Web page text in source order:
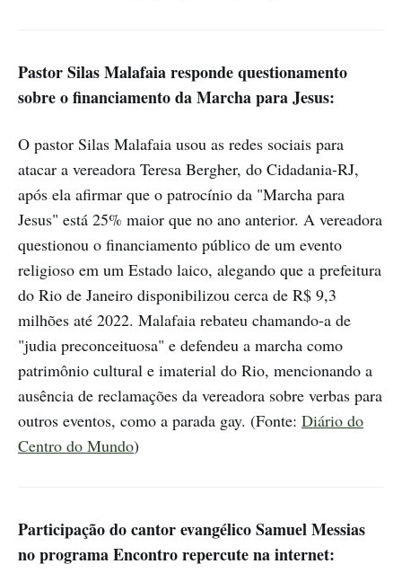
Pastor Silas Malafaia responde questionamento
sobre o financiamento da Marcha para Jesus:
O pastor Silas Malafaia usou as redes sociais para
atacar a vereadora Teresa Bergher, do Cidadania-RJ,
após ela afirmar que o patrocínio da "Marcha para
Jesus" está 25% maior que no ano anterior. A vereadora
questionou o financiamento público de um evento
religioso em um Estado laico, alegando que a prefeitura
do Rio de Janeiro disponibilizou cerca de R$ 9,3
milhões até 2022. Malafaia rebateu chamando-a de
"judia preconceituosa" e defendeu a marcha como
patrimônio cultural e imaterial do Rio, mencionando a
ausência de reclamações da vereadora sobre verbas para
outros eventos, como a parada gay. (Fonte: Diário do
Centro do Mundo)
Participação do cantor evangélico Samuel Messias
no programa Encontro repercute na internet: